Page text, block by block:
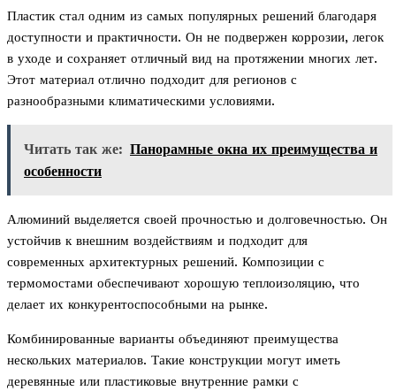
Пластик стал одним из самых популярных решений благодаря
доступности и практичности. Он не подвержен коррозии, легок
в уходе и сохраняет отличный вид на протяжении многих лет.
Этот материал отлично подходит для регионов с
разнообразными климатическими условиями.
Читать так же: Панорамные окна их преимущества и
особенности
Алюминий выделяется своей прочностью и долговечностью. Он
устойчив к внешним воздействиям и подходит для
современных архитектурных решений. Композиции с
термомостами обеспечивают хорошую теплоизоляцию, что
делает их конкурентоспособными на рынке.
Комбинированные варианты объединяют преимущества
нескольких материалов. Такие конструкции могут иметь
деревянные или пластиковые внутренние рамки с